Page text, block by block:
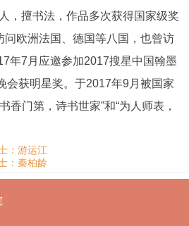
，擅书法，作品多次获得国家级奖
欧洲法国、德国等八国，也曾访
年7月应邀参加2017搜星中国翰墨
会获明星奖。于2017年9月被国家
香门第，诗书世家”和“为人师表，
：游运江
：秦柏龄